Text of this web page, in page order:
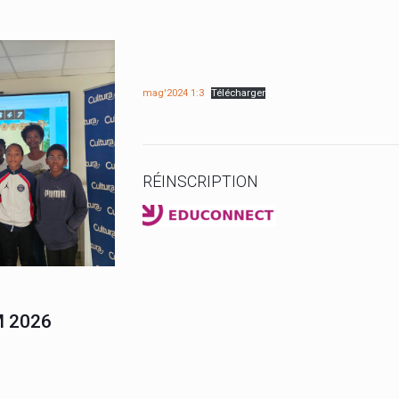
6ème du collège
à l’élève ZEBO
2026
mag'2024 1:3 Télécharger
RÉINSCRIPTION